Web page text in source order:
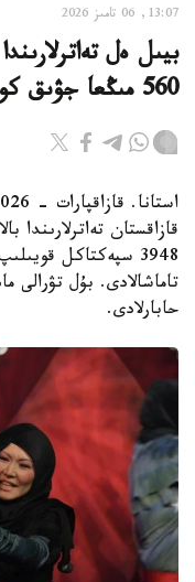
13:07, 06 تامىز 2026
بيىل ەل
560 مىڭعا جۋىق كورەرمەن تاماشالادى
قازاقستان تەاترلارىندا
تاماشالادى. بۇل تۋرالى
حابارلادى.